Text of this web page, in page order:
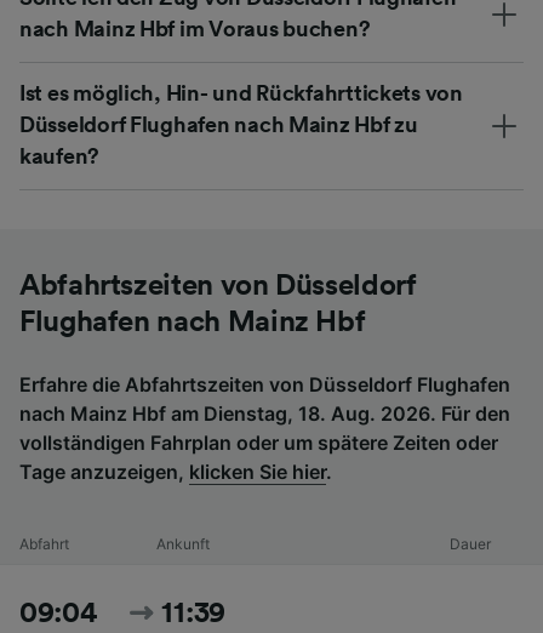
nach Mainz Hbf im Voraus buchen?
Ist es möglich, Hin- und Rückfahrttickets von
Düsseldorf Flughafen nach Mainz Hbf zu
kaufen?
Abfahrtszeiten von Düsseldorf
Flughafen nach Mainz Hbf
Erfahre die Abfahrtszeiten von Düsseldorf Flughafen
nach Mainz Hbf am Dienstag, 18. Aug. 2026. Für den
vollständigen Fahrplan oder um spätere Zeiten oder
Tage anzuzeigen, klicken Sie hier.
Abfahrt Ankunft Dauer
09:04 11:39